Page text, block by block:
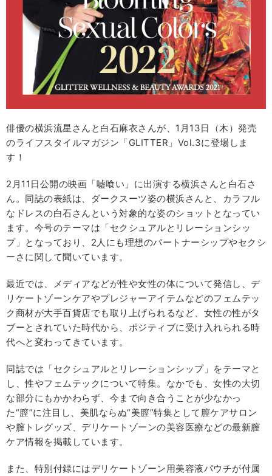
俳優の横浜流星さんと白石麻衣さんが、1月13日（木）発売
のライフスタイルマガジン「GLITTER」Vol.3に登場しま
す！
2月11日公開の映画「嘘喰い」に出演する横浜さんと白石さ
ん。同誌の表紙は、ダークスーツ姿の横浜さんと、カラフル
なドレスの白石さんという対象的な姿のショットとなってい
ます。今号のテーマは「セクシュアルとリレーションシッ
プ」となっており、2人にも理想のパートナーシップやセクシ
ーさに関して聞いています。
最近では、メディアなどが性や女性の体について発信し、デ
リケートゾーンケアやプレジャーアイテムなどのフェムテッ
ク商材が大手百貨店でも取り上げられるなど、女性の性がタ
ブーとされていた時代から、ポジティブに受け入れられる時
代へと変わってきています。
同誌では「セクシュアルとリレーションシップ」をテーマと
し、性やフェムテックについて特集。なかでも、女性の大切
な部分にもかかわらず、今まで向き合うことが少なかっ
た“膣”に注目し、美肌ならぬ“美膣”特集として膣ケアサロン
や膣トレグッズ、デリケートゾーンの美容医療などの最新膣
ケア情報を掲載しています。
また、特別付録にはデリケートゾーン用美容液パウチが付属